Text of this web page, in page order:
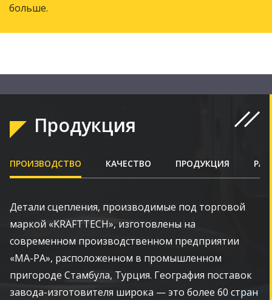
больше.
Продукция
ПРОИЗВОДСТВО КАЧЕСТВО ПРОДУКЦИЯ
Детали сцепления, производимые под торговой
маркой «KRAFTTECH», изготовлены на
современном производственном предприятии
«MA-PA», расположенном в промышленном
пригороде Стамбула, Турция. География поставок
завода-изготовителя широка — это более 60 стран